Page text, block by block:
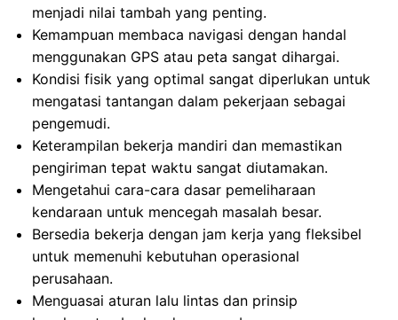
menjadi nilai tambah yang penting.
Kemampuan membaca navigasi dengan handal
menggunakan GPS atau peta sangat dihargai.
Kondisi fisik yang optimal sangat diperlukan untuk
mengatasi tantangan dalam pekerjaan sebagai
pengemudi.
Keterampilan bekerja mandiri dan memastikan
pengiriman tepat waktu sangat diutamakan.
Mengetahui cara-cara dasar pemeliharaan
kendaraan untuk mencegah masalah besar.
Bersedia bekerja dengan jam kerja yang fleksibel
untuk memenuhi kebutuhan operasional
perusahaan.
Menguasai aturan lalu lintas dan prinsip